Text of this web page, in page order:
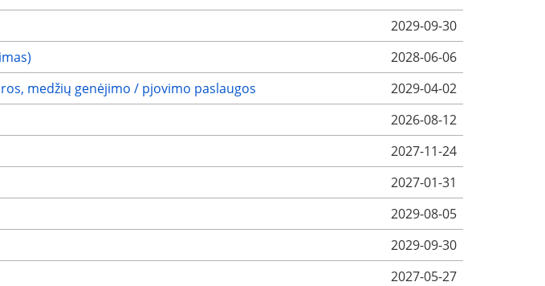
2029-09-30
2028-06-06
medžių genėjimo / pjovimo paslaugos
2029-04-02
2026-08-12
2027-11-24
2027-01-31
2029-08-05
2029-09-30
2027-05-27